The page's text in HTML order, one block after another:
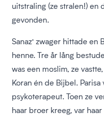
uitstraling (ze stralen!) en
gevonden.
Sanaz’ zwager hittade
henne. Tre år lång
was een moslim, ze
Koran én de Bijbel.
psykoterapeut. Toen ze
haar broer kreeg, var